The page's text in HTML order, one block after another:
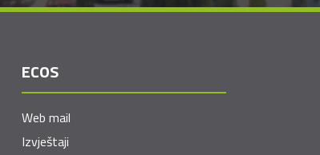
ECOS
Web mail
Izvještaji